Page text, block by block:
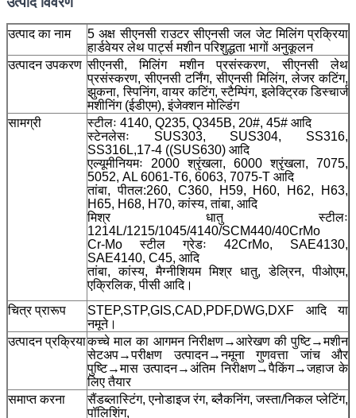
उत्पाद का नाम
5 अक्ष सीएनसी राउटर सीएनसी जल जेट मिलिंग प्रक्रिया
हार्डवेयर लेथ पार्ट्स मशीन परिशुद्धता भागों अनुकूलन
उत्पादन उपकरण सीएनसी, मिलिंग मशीन प्रसंस्करण, सीएनसी लेथ
प्रसंस्करण, सीएनसी टर्निंग, सीएनसी मिलिंग, लेजर कटिंग,
झुकना, स्पिनिंग, वायर कटिंग, स्टैम्पिंग, इलेक्ट्रिक डिस्चार्ज
मशीनिंग (ईडीएम), इंजेक्शन मोल्डिंग
सामग्री
स्टीलः 4140, Q235, Q345B, 20#, 45# आदि
स्टेनलेसः SUS303, SUS304, SS316,
SS316L,17-4 ((SUS630) आदि
एल्यूमीनियमः 2000 श्रृंखला, 6000 श्रृंखला, 7075,
5052, AL 6061-T6, 6063, 7075-T आदि
तांबा, पीतल:260, C360, H59, H60, H62, H63,
H65, H68, H70, कांस्य, तांबा, आदि
मिश्र धातु स्टीलः
1214L/1215/1045/4140/SCM440/40CrMo
Cr-Mo स्टील ग्रेडः 42CrMo, SAE4130,
SAE4140, C45, आदि
तांबा, कांस्य, मैग्नीशियम मिश्र धातु, डेल्रिन, पीओएम,
एक्रिलिक, पीसी आदि।
चित्र प्रारूप
STEP,STP,GIS,CAD,PDF,DWG,DXF आदि या
नमूने।
उत्पादन प्रक्रियाकच्चे माल का आगमन निरीक्षण→आरेखण की पुष्टि→मशीन
सेटअप→परीक्षण उत्पादन→नमूना गुणवत्ता जांच और
पुष्टि→मास उत्पादन→अंतिम निरीक्षण→पैकिंग→जहाज के
लिए तैयार
समाप्त करना
सैंडब्लास्टिंग, एनोडाइज रंग, ब्लैकनिंग, जस्ता/निकल प्लेटिंग,
पॉलिशिंग,